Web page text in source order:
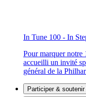
In Tune 100 - In
Pour marquer notre
accueilli un invité
général de la
Participer & soutenir